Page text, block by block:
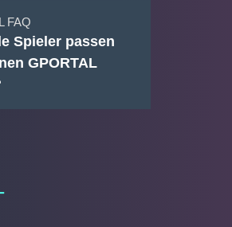
FAQ
Spieler passen
GPORTAL